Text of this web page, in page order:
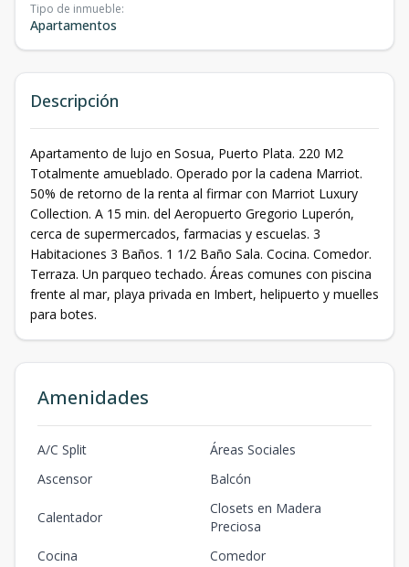
Tipo de inmueble:
Apartamentos
Descripción
Apartamento de lujo en Sosua, Puerto Plata. 220 M2
Totalmente amueblado. Operado por la cadena Marriot.
50% de retorno de la renta al firmar con Marriot Luxury
Collection. A 15 min. del Aeropuerto Gregorio Luperón,
cerca de supermercados, farmacias y escuelas. 3
Habitaciones 3 Baños. 1 1/2 Baño Sala. Cocina. Comedor.
Terraza. Un parqueo techado. Áreas comunes con piscina
frente al mar, playa privada en Imbert, helipuerto y muelles
para botes.
Amenidades
A/C Split
Áreas Sociales
Ascensor
Balcón
Calentador
Closets en Madera
Preciosa
Cocina
Comedor